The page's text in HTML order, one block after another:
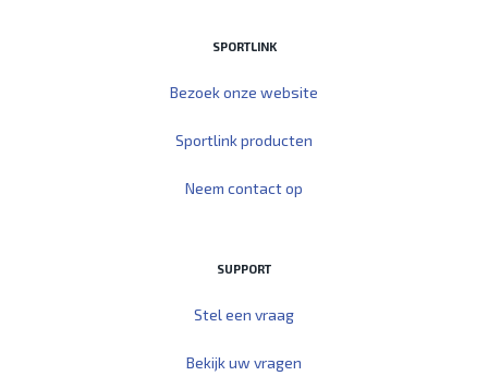
SPORTLINK
Bezoek onze website
Sportlink producten
Neem contact op
SUPPORT
Stel een vraag
Bekijk uw vragen